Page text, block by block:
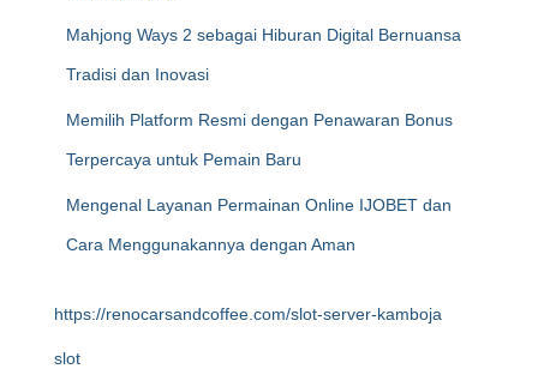
Mahjong Ways 2 sebagai Hiburan Digital Bernuansa
Tradisi dan Inovasi
Memilih Platform Resmi dengan Penawaran Bonus
Terpercaya untuk Pemain Baru
Mengenal Layanan Permainan Online IJOBET dan
Cara Menggunakannya dengan Aman
https://renocarsandcoffee.com/slot-server-kamboja
slot